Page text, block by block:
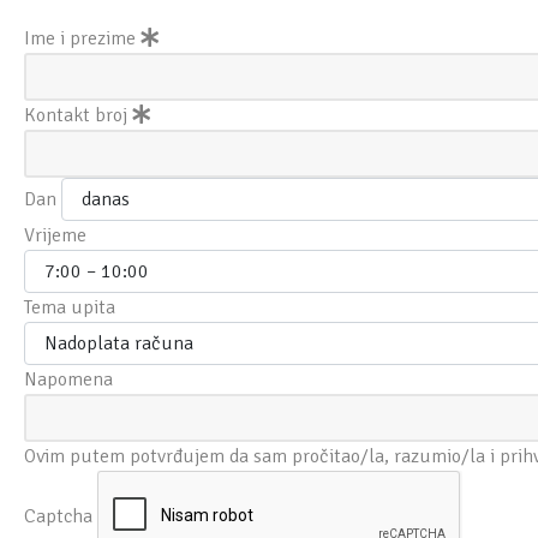
Ime i prezime
Kontakt broj
Dan
Vrijeme
Tema upita
Napomena
Ovim putem potvrđujem da sam pročitao/la, razumio/la i
Captcha